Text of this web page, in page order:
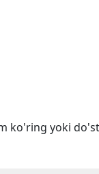
ko'ring yoki